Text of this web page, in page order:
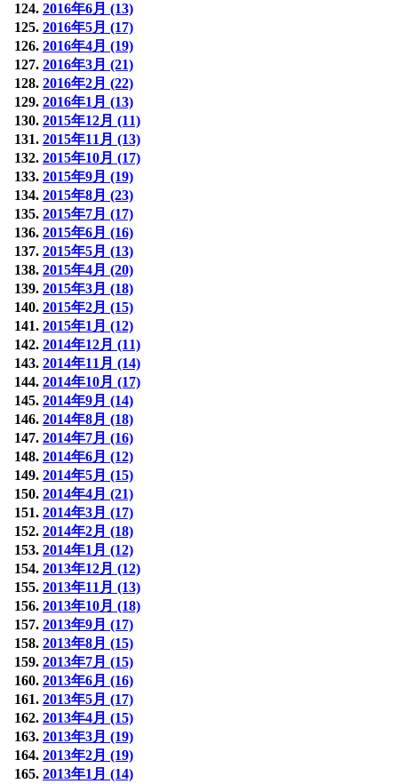
2016年6月 (13)
2016年5月 (17)
2016年4月 (19)
2016年3月 (21)
2016年2月 (22)
2016年1月 (13)
2015年12月 (11)
2015年11月 (13)
2015年10月 (17)
2015年9月 (19)
2015年8月 (23)
2015年7月 (17)
2015年6月 (16)
2015年5月 (13)
2015年4月 (20)
2015年3月 (18)
2015年2月 (15)
2015年1月 (12)
2014年12月 (11)
2014年11月 (14)
2014年10月 (17)
2014年9月 (14)
2014年8月 (18)
2014年7月 (16)
2014年6月 (12)
2014年5月 (15)
2014年4月 (21)
2014年3月 (17)
2014年2月 (18)
2014年1月 (12)
2013年12月 (12)
2013年11月 (13)
2013年10月 (18)
2013年9月 (17)
2013年8月 (15)
2013年7月 (15)
2013年6月 (16)
2013年5月 (17)
2013年4月 (15)
2013年3月 (19)
2013年2月 (19)
2013年1月 (14)